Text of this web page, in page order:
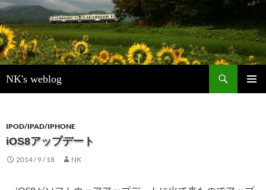
NK's weblog
索
ン
ツ
ス
IPOD/IPAD/IPHONE
iOS8アップデート
2014 / 9 / 18 NK